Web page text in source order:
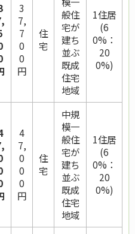
3
7,
7
0
0
円
住
宅
般住
宅が
建ち
並ぶ
既成
住宅
地域
1住居
(6
0%：
20
0%)
4
7,
0
0
0
円
住
宅
中規
模一
般住
宅が
建ち
並ぶ
既成
住宅
地域
1住居
(6
0%：
20
0%)